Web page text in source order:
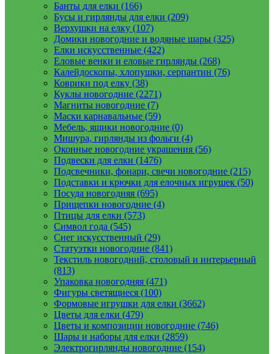
Банты для елки (166)
Бусы и гирлянды для елки (209)
Верхушки на елку (107)
Домики новогодние и водяные шары (325)
Елки искусственные (422)
Еловые венки и еловые гирлянды (268)
Калейдоскопы, хлопушки, серпантин (76)
Коврики под елку (38)
Куклы новогодние (2271)
Магниты новогодние (7)
Маски карнавальные (59)
Мебель, ящики новогодние (0)
Мишура, гирлянды из фольги (4)
Оконные новогодние украшения (56)
Подвески для елки (1476)
Подсвечники, фонари, свечи новогодние (215)
Подставки и крючки для елочных игрушек (50)
Посуда новогодняя (695)
Прищепки новогодние (4)
Птицы для елки (573)
Символ года (545)
Снег искусственный (29)
Статуэтки новогодние (841)
Текстиль новогодний, столовый и интерьерный
(813)
Упаковка новогодняя (471)
Фигуры светящиеся (100)
Формовые игрушки для елки (3662)
Цветы для елки (479)
Цветы и композиции новогодние (746)
Шары и наборы для елки (2859)
Электрогирлянды новогодние (154)